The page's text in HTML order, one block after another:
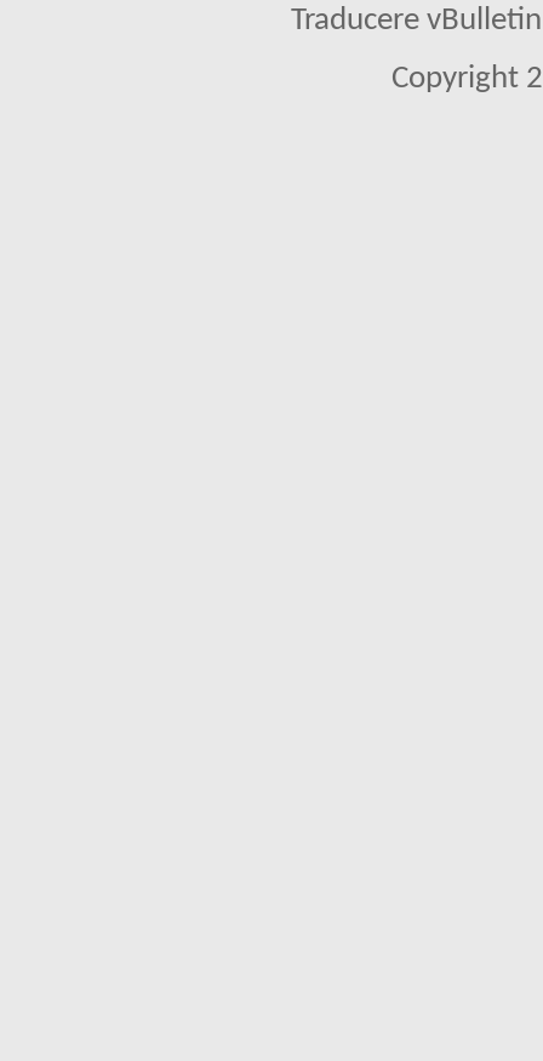
Traducere
Copyright